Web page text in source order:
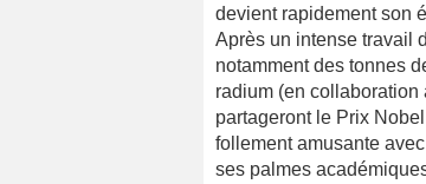
devient rapidement son
Après un intense travail
notamment des tonnes
radium (en collaboration
partageront le Prix
follement amusante
ses palmes